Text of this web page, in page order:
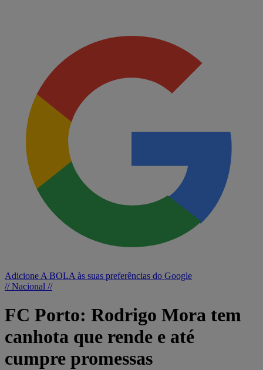
Adicione A BOLA às suas preferências do Google
// Nacional //
FC Porto: Rodrigo Mora tem
canhota que rende e até
cumpre promessas